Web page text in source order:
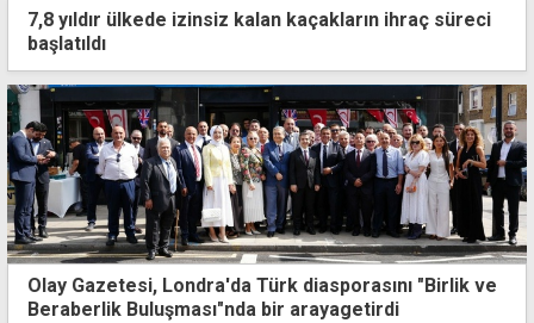
7,8 yıldır ülkede izinsiz kalan kaçakların ihraç süreci
başlatıldı
Olay Gazetesi, Londra'da Türk diasporasını "Birlik ve
Beraberlik Buluşması"nda bir arayagetirdi